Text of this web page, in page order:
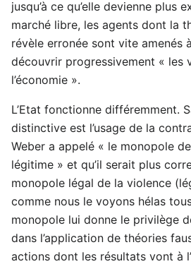
jusqu’à ce qu’elle devienne plus
marché libre, les agents dont la
révèle erronée sont vite amenés
découvrir progressivement « les
l’économie ».
L’Etat fonctionne différemment.
distinctive est l’usage de la
Weber a appelé « le monopole
légitime » et qu’il serait plus
monopole légal de la violence
comme nous le voyons hélas
monopole lui donne le privilège
dans l’application de théories
actions dont les résultats vont à